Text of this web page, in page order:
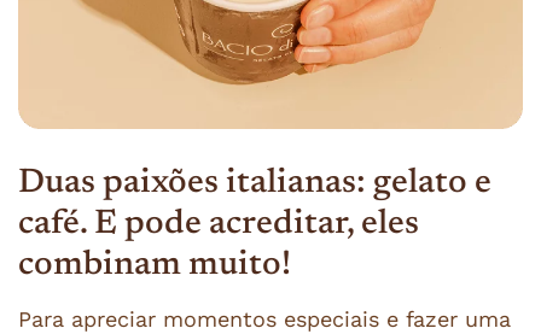
Duas paixões italianas: gelato e
café. E pode acreditar, eles
combinam muito!
Para apreciar momentos especiais e fazer uma